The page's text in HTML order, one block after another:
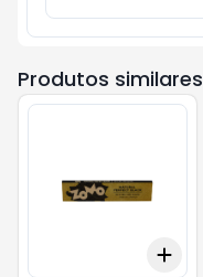
Produtos similares
Add